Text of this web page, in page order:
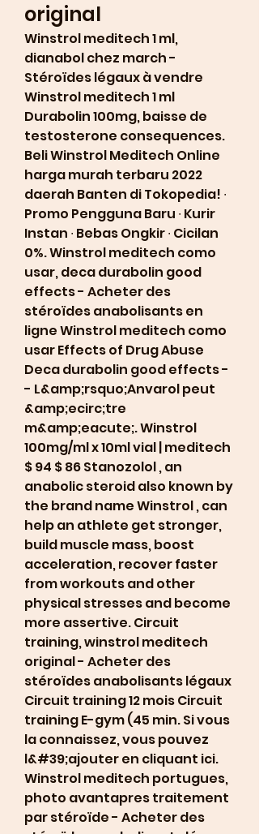
original
Winstrol meditech 1 ml,
dianabol chez march -
Stéroïdes légaux à vendre
Winstrol meditech 1 ml
Durabolin 100mg, baisse de
testosterone consequences.
Beli Winstrol Meditech Online
harga murah terbaru 2022
daerah Banten di Tokopedia! ∙
Promo Pengguna Baru ∙ Kurir
Instan ∙ Bebas Ongkir ∙ Cicilan
0%. Winstrol meditech como
usar, deca durabolin good
effects - Acheter des
stéroïdes anabolisants en
ligne Winstrol meditech como
usar Effects of Drug Abuse
Deca durabolin good effects -
- L&amp;rsquo;Anvarol peut
&amp;ecirc;tre
m&amp;eacute;. Winstrol
100mg/ml x 10ml vial | meditech
$ 94 $ 86 Stanozolol , an
anabolic steroid also known by
the brand name Winstrol , can
help an athlete get stronger,
build muscle mass, boost
acceleration, recover faster
from workouts and other
physical stresses and become
more assertive. Circuit
training, winstrol meditech
original - Acheter des
stéroïdes anabolisants légaux
Circuit training 12 mois Circuit
training E-gym (45 min. Si vous
la connaissez, vous pouvez
l&#39;ajouter en cliquant ici.
Winstrol meditech portugues,
photo avantapres traitement
par stéroïde - Acheter des